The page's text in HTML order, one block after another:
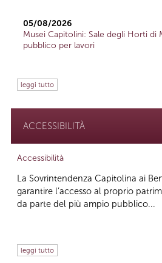
05/08/2026
Musei Capitolini: Sale degli Horti di
pubblico per lavori
leggi tutto
ACCESSIBILITÀ
Accessibilità
La Sovrintendenza Capitolina ai
garantire l’accesso al proprio
da parte del più ampio pubblico...
leggi tutto